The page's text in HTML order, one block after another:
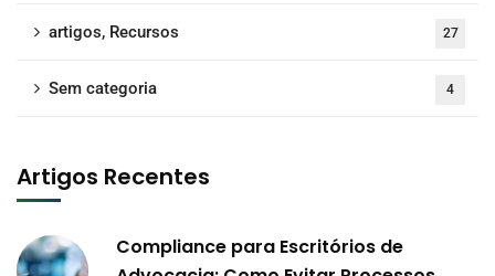
artigos, Recursos 27
Sem categoria 4
Artigos Recentes
Compliance para Escritórios de